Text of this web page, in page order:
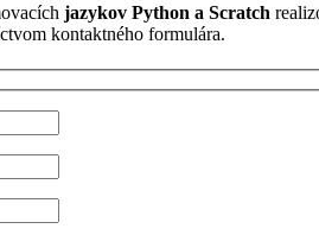
jazykov Python a Scratch
kontaktného formulára.